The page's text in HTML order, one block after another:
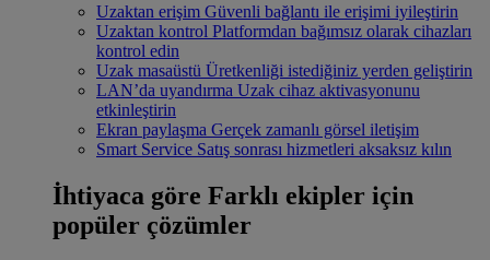
Uzaktan erişim Güvenli bağlantı ile erişimi iyileştirin
Uzaktan kontrol Platformdan bağımsız olarak cihazları
kontrol edin
Uzak masaüstü Üretkenliği istediğiniz yerden geliştirin
LAN’da uyandırma Uzak cihaz aktivasyonunu
etkinleştirin
Ekran paylaşma Gerçek zamanlı görsel iletişim
Smart Service Satış sonrası hizmetleri aksaksız kılın
İhtiyaca göre Farklı ekipler için
popüler çözümler